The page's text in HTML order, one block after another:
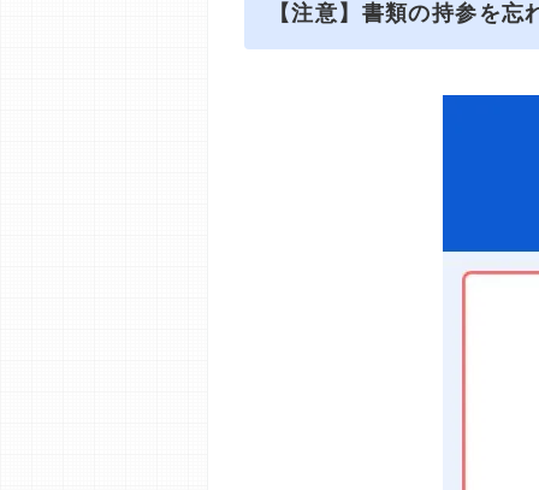
【注意】書類の持参を忘